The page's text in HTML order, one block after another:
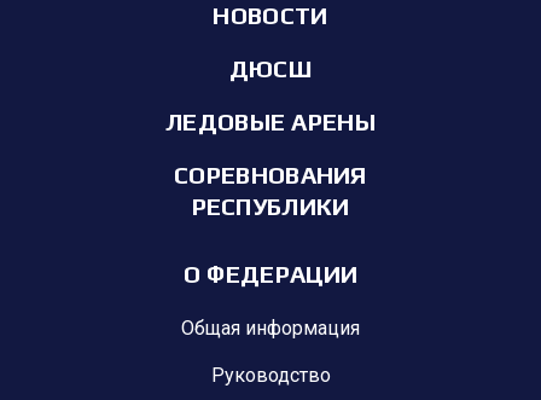
НОВОСТИ
ДЮСШ
ЛЕДОВЫЕ АРЕНЫ
СОРЕВНОВАНИЯ
РЕСПУБЛИКИ
О ФЕДЕРАЦИИ
Общая информация
Руководство